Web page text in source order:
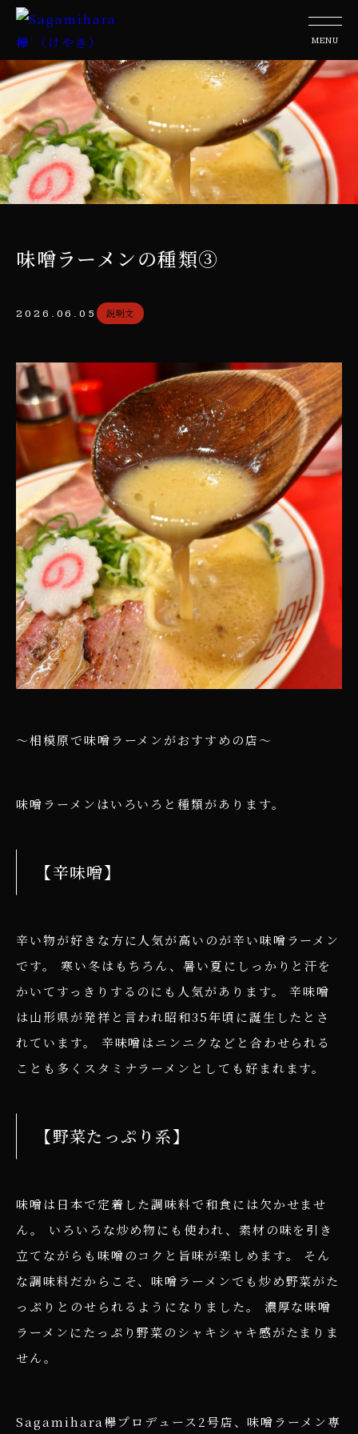
味噌ラーメンの種類③
2026.06.05 説明文
～相模原で味噌ラーメンがおすすめの店～
味噌ラーメンはいろいろと種類があります。
【辛味噌】
辛い物が好きな方に人気が高いのが辛い味噌ラーメン
です。 寒い冬はもちろん、暑い夏にしっかりと汗を
かいてすっきりするのにも人気があります。 辛味噌
は山形県が発祥と言われ昭和35年頃に誕生したとさ
れています。 辛味噌はニンニクなどと合わせられる
ことも多くスタミナラーメンとしても好まれます。
【野菜たっぷり系】
味噌は日本で定着した調味料で和食には欠かせませ
ん。 いろいろな炒め物にも使われ、素材の味を引き
立てながらも味噌のコクと旨味が楽しめます。 そん
な調味料だからこそ、味噌ラーメンでも炒め野菜がた
っぷりとのせられるようになりました。 濃厚な味噌
ラーメンにたっぷり野菜のシャキシャキ感がたまりま
せん。
Sagamihara欅プロデュース2号店、味噌ラーメン専